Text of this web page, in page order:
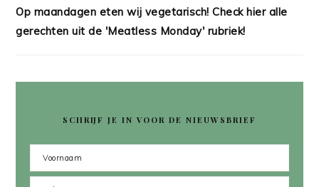
Op maandagen eten wij vegetarisch! Check hier alle
gerechten uit de 'Meatless Monday' rubriek!
SCHRIJF JE IN VOOR DE NIEUWSBRIEF